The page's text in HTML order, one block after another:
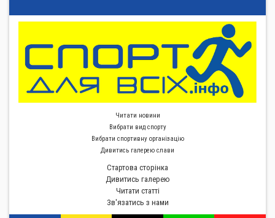
Читати новини
Вибрати вид спорту
Вибрати спортивну органiзацiю
Дивитись галерею слави
Стартова сторiнка
Дивитись галерею
Читати статті
Зв'язатись з нами